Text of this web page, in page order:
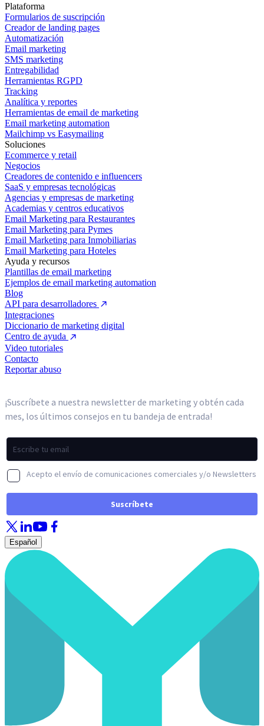
Plataforma
Formularios de suscripción
Creador de landing pages
Automatización
Email marketing
SMS marketing
Entregabilidad
Herramientas RGPD
Tracking
Analítica y reportes
Herramientas de email de marketing
Email marketing automation
Mailchimp vs Easymailing
Soluciones
Ecommerce y retail
Negocios
Creadores de contenido e influencers
SaaS y empresas tecnológicas
Agencias y empresas de marketing
Academias y centros educativos
Email Marketing para Restaurantes
Email Marketing para Pymes
Email Marketing para Inmobiliarias
Email Marketing para Hoteles
Ayuda y recursos
Plantillas de email marketing
Ejemplos de email marketing automation
Blog
API para desarrolladores
Integraciones
Diccionario de marketing digital
Centro de ayuda
Video tutoriales
Contacto
Reportar abuso
Español